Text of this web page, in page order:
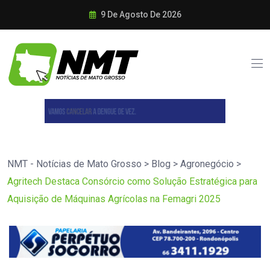
9 De Agosto De 2026
NMT - Notícias de Mato Grosso > Blog > Agronegócio >
Agritech Destaca Consórcio como Solução Estratégica para
Aquisição de Máquinas Agrícolas na Femagri 2025